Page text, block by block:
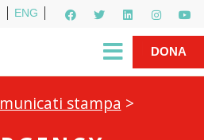
ENG
R1PUD1A
DONA
stampa >